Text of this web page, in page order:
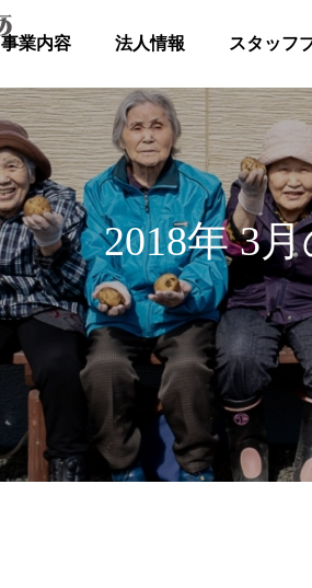
事業内容 法人情報 スタッフ
青空散髪
高齢者等共同住宅 みんとの里
2018年 3